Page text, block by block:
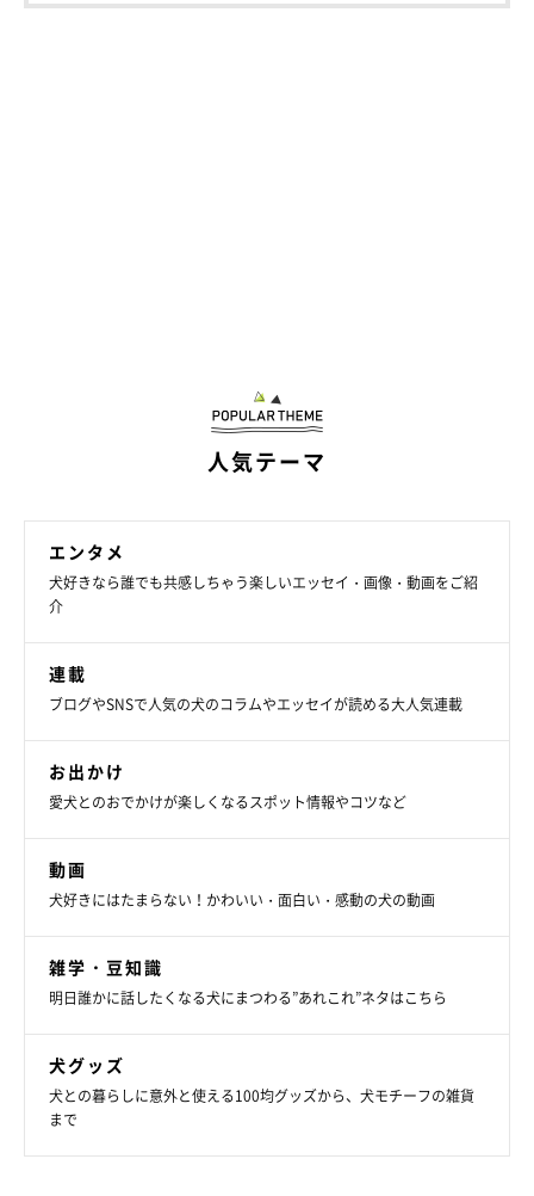
人気テーマ
エンタメ
犬好きなら誰でも共感しちゃう楽しいエッセイ・画像・動画をご紹
介
連載
ブログやSNSで人気の犬のコラムやエッセイが読める大人気連載
お出かけ
愛犬とのおでかけが楽しくなるスポット情報やコツなど
動画
犬好きにはたまらない！かわいい・面白い・感動の犬の動画
雑学・豆知識
明日誰かに話したくなる犬にまつわる”あれこれ”ネタはこちら
犬グッズ
犬との暮らしに意外と使える100均グッズから、犬モチーフの雑貨
まで